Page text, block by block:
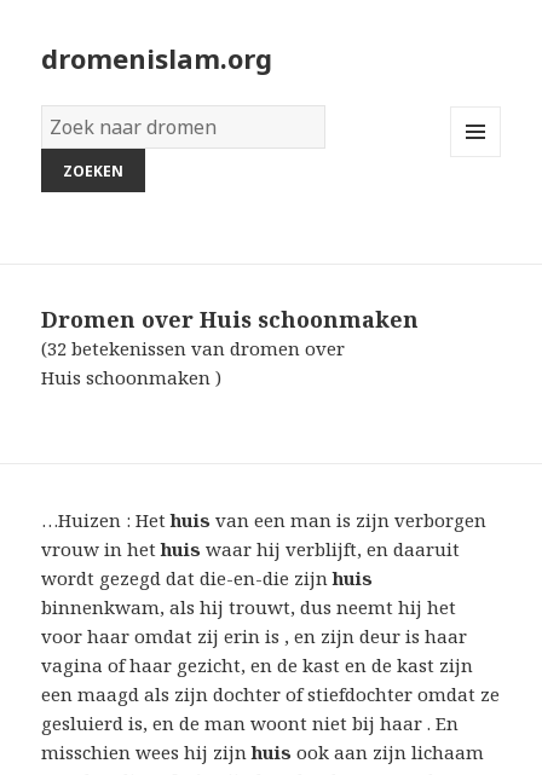
dromenislam.org
Woordenboek
van
dromen:
Dromen over Huis schoonmaken
(32 betekenissen van dromen over
Huis schoonmaken )
…Huizen : Hethuis van een man is zijn verborgen
vrouw in hethuis waar hij verblijft, en daaruit
wordt gezegd dat die-en-die zijnhuis
binnenkwam, als hij trouwt, dus neemt hij het
voor haar omdat zij erin is , en zijn deur is haar
vagina of haar gezicht, en de kast en de kast zijn
een maagd als zijn dochter of stiefdochter omdat ze
gesluierd is, en de man woont niet bij haar . En
misschien wees hij zijnhuis ook aan zijn lichaam